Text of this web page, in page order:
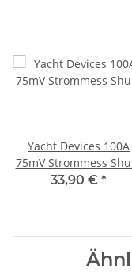
Yacht Devices 100A
75mV Strommess
33,90 € *